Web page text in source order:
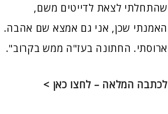
שהתחלתי לצאת לדייטים משם,
האמנתי שכן, אני גם אמצא שם אהבה.
ארוסתי. החתונה בעז"ה ממש בקרוב".
לכתבה המלאה – לחצו כאן >